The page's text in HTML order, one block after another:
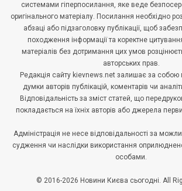
системами гіперпосилання, яке веде
оригінального матеріалу. Посилання необхідно
абзаці або підзаголовку публікації, щоб
походження інформації та коректне
матеріалів без дотримання цих умов
авторських прав.
Редакція сайту kievnews.net залишає за собою
думки авторів публікацій, коментарів чи
Відповідальність за зміст статей, що
покладається на їхніх авторів або джерела
Адміністрація не несе відповідальності за
судження чи наслідки використання
особами.
© 2016-2026 Новини Києва сьогодні. All